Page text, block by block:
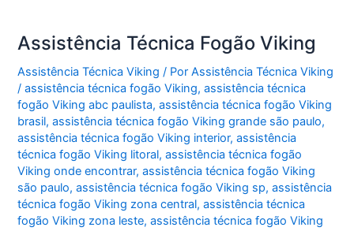
Assistência Técnica Fogão Viking
Assistência Técnica Viking / PorAssistência Técnica Viking
/assistência técnica fogão Viking,assistência técnica
fogão Viking abc paulista,assistência técnica fogão Viking
brasil,assistência técnica fogão Viking grande são paulo,
assistência técnica fogão Viking interior,assistência
técnica fogão Viking litoral,assistência técnica fogão
Viking onde encontrar,assistência técnica fogão Viking
são paulo,assistência técnica fogão Viking sp,assistência
técnica fogão Viking zona central,assistência técnica
fogão Viking zona leste,assistência técnica fogão Viking